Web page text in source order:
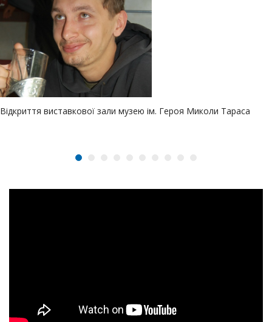
Відкриття виставкової зали музею ім. Героя Миколи Тараса